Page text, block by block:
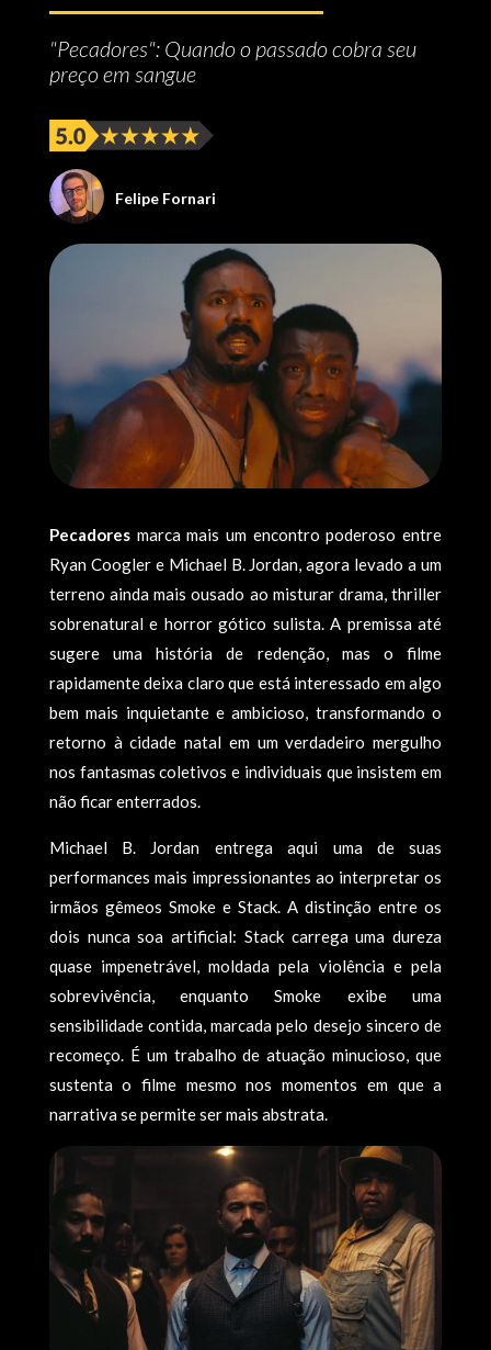
"Pecadores": Quando o passado cobra seu
preço em sangue
Felipe Fornari
Pecadoresmarca mais um encontro poderoso entre
Ryan Coogler e Michael B. Jordan, agora levado a um
terreno ainda mais ousado ao misturar drama, thriller
sobrenatural e horror gótico sulista. A premissa até
sugere uma história de redenção, mas o filme
rapidamente deixa claro que está interessado em algo
bem mais inquietante e ambicioso, transformando o
retorno à cidade natal em um verdadeiro mergulho
nos fantasmas coletivos e individuais que insistem em
não ficar enterrados.
Michael B. Jordan entrega aqui uma de suas
performances mais impressionantes ao interpretar os
irmãos gêmeos Smoke e Stack. A distinção entre os
dois nunca soa artificial: Stack carrega uma dureza
quase impenetrável, moldada pela violência e pela
sobrevivência, enquanto Smoke exibe uma
sensibilidade contida, marcada pelo desejo sincero de
recomeço. É um trabalho de atuação minucioso, que
sustenta o filme mesmo nos momentos em que a
narrativa se permite ser mais abstrata.